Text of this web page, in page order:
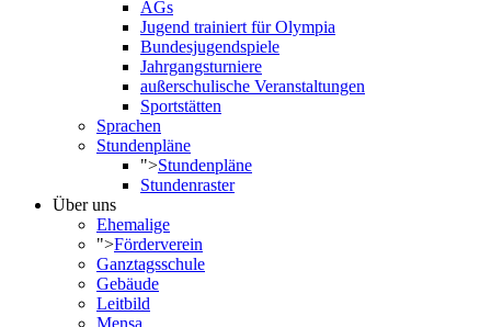
AGs
Jugend trainiert für Olympia
Bundesjugendspiele
Jahrgangsturniere
außerschulische Veranstaltungen
Sportstätten
Sprachen
Stundenpläne
">Stundenpläne
Stundenraster
Über uns
Ehemalige
">Förderverein
Ganztagsschule
Gebäude
Leitbild
Mensa